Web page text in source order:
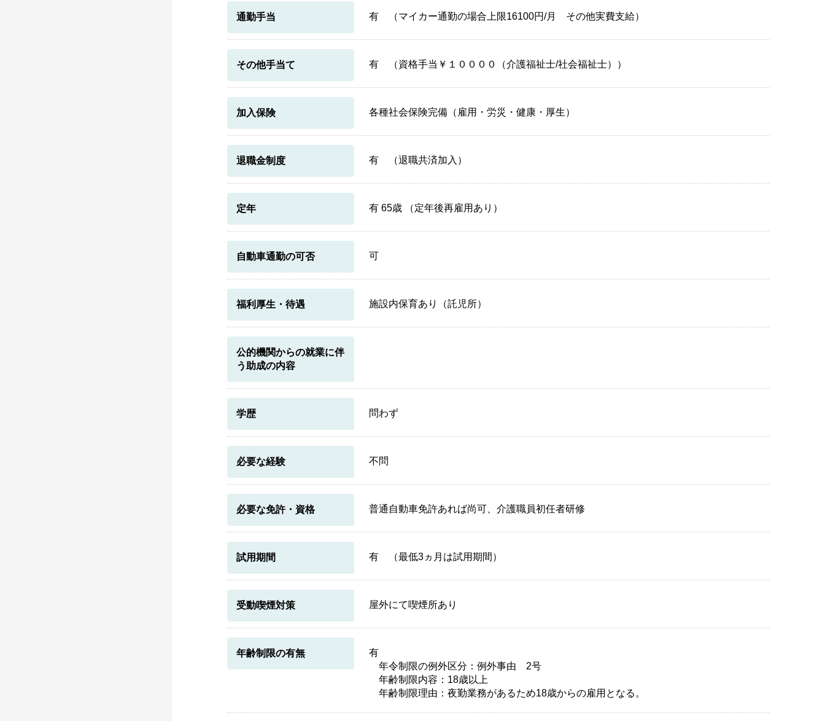
通勤手当 有 （マイカー通勤の場合上限16100円/月 その他実費支給）
その他手当て 有 （資格手当￥１００００（介護福祉士/社会福祉士））
加入保険 各種社会保険完備（雇用・労災・健康・厚生）
退職金制度 有 （退職共済加入）
定年 有 65歳 （定年後再雇用あり）
自動車通勤の可否 可
福利厚生・待遇 施設内保育あり（託児所）
公的機関からの就業に伴
う助成の内容
学歴 問わず
必要な経験 不問
必要な免許・資格 普通自動車免許あれば尚可、介護職員初任者研修
試用期間 有 （最低3ヵ月は試用期間）
受動喫煙対策 屋外にて喫煙所あり
年齢制限の有無
有
年令制限の例外区分：例外事由 2号
年齢制限内容：18歳以上
年齢制限理由：夜勤業務があるため18歳からの雇用となる。